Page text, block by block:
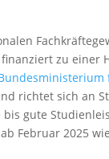
zu einer
richtet sich an
gute
Februar 2025